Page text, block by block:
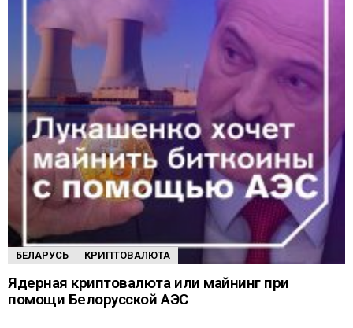
БЕЛАРУСЬ КРИПТОВАЛЮТА
Ядерная криптовалюта или майнинг при
помощи Белорусской АЭС